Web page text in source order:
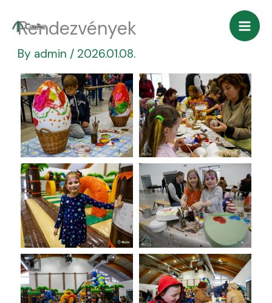
content
Rendezvények
By admin / 2026.01.08.